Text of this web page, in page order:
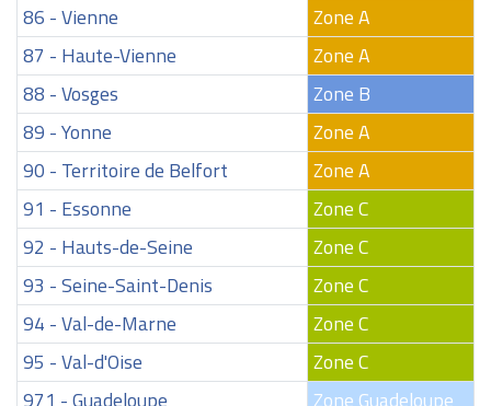
86 - Vienne
Zone A
87 - Haute-Vienne
Zone A
88 - Vosges
Zone B
89 - Yonne
Zone A
90 - Territoire de Belfort
Zone A
91 - Essonne
Zone C
92 - Hauts-de-Seine
Zone C
93 - Seine-Saint-Denis
Zone C
94 - Val-de-Marne
Zone C
95 - Val-d'Oise
Zone C
971 - Guadeloupe
Zone Guadeloupe